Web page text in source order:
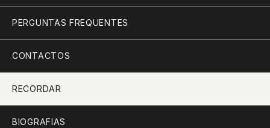
PERGUNTAS FREQUENTES
CONTACTOS
RECORDAR
BIOGRAFIAS